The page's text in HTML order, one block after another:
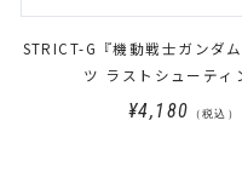
STRICT-G『機動戦士ガンダ
ツ ラストシューティ
¥4,180 （税込）